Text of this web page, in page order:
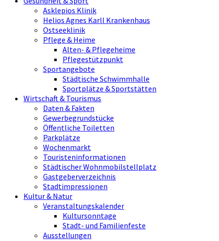
Asklepios Klinik
Helios Agnes Karll Krankenhaus
Ostseeklinik
Pflege & Heime
Alten- & Pflegeheime
Pflegestützpunkt
Sportangebote
Städtische Schwimmhalle
Sportplätze & Sportstätten
Wirtschaft & Tourismus
Daten & Fakten
Gewerbegrundstücke
Öffentliche Toiletten
Parkplätze
Wochenmarkt
Touristeninformationen
Städtischer Wohnmobilstellplatz
Gastgeberverzeichnis
Stadtimpressionen
Kultur & Natur
Veranstaltungskalender
Kultursonntage
Stadt- und Familienfeste
Ausstellungen